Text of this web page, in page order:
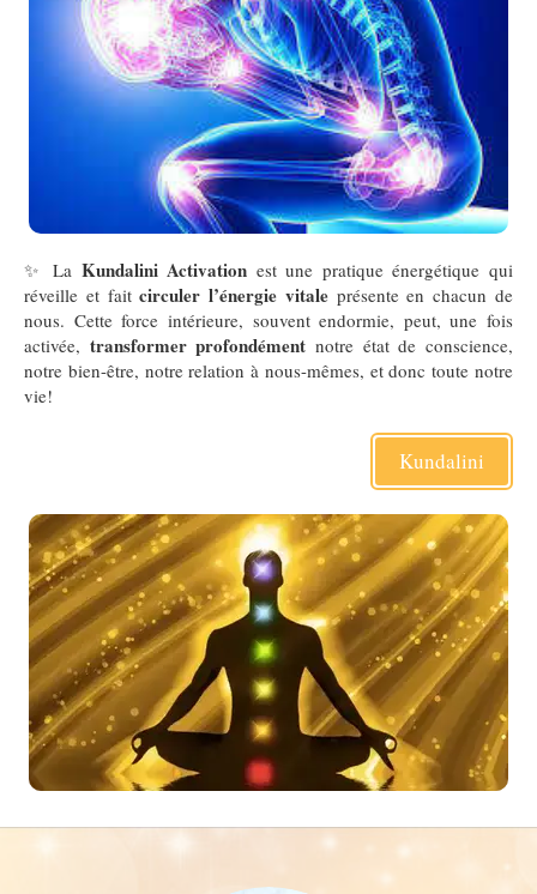
✨ La Kundalini Activation est une pratique énergétique qui
réveille et faitcirculer l’énergie vitaleprésente en chacun de
nous. Cette force intérieure, souvent endormie, peut, une fois
activée, transformer profondément notre état de conscience,
notre bien-être, notre relation à nous-mêmes, et donc toute notre
vie!
Kundalini